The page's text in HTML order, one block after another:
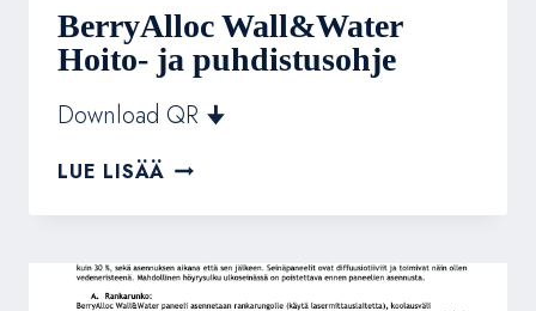
BerryAlloc Wall&Water
Hoito- ja puhdistusohje
Download QR 🠋
LUE LISÄÄ BERRYALLOC
HOITO-
PUHDISTUSOHJE